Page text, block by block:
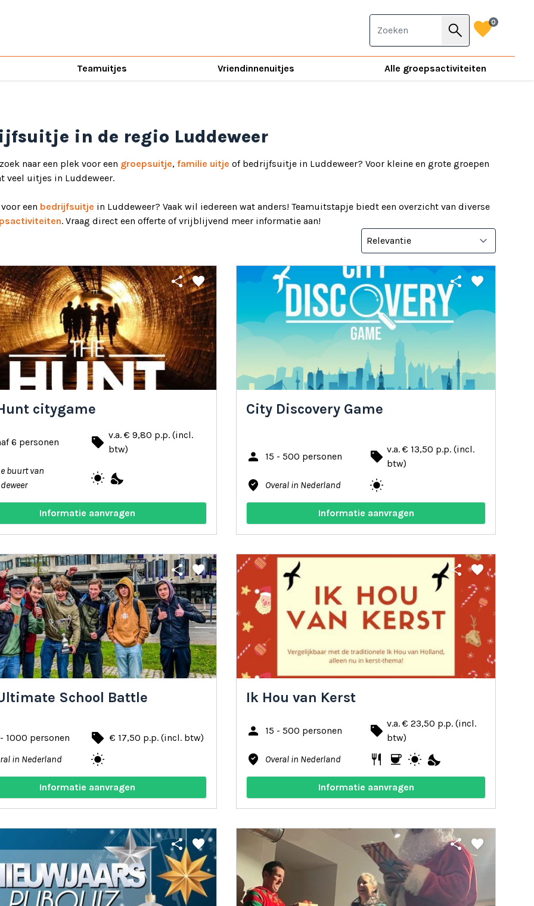
Teamuitjes Vriendinnenuitjes Alle groepsactiviteiten
search favorite0
in de regio Luddeweer
naar een plek voor een groepsuitje, familie uitje of bedrijfsuitje in Luddeweer? Voor kleine en grote groepen
veel uitjes in Luddeweer.
een bedrijfsuitje in Luddeweer? Vaak wil iedereen wat anders! Teamuitstapje biedt een overzicht van diverse
. Vraag direct een offerte of vrijblijvend meer informatie aan!
share favorite
citygame
6 personen local_offer v.a. € 9,80 p.p. (incl.
btw)
buurt van
wb_sunny nights_stay
Informatie aanvragen
share favorite
City Discovery Game
person 15 - 500 personen local_offer v.a. € 13,50 p.p. (incl.
btw)
where_to_vote Overal in Nederland wb_sunny
Informatie aanvragen
share favorite
School Battle
1000 personen local_offer € 17,50 p.p. (incl. btw)
in Nederland wb_sunny
Informatie aanvragen
share favorite
Ik Hou van Kerst
person
15 - 500 personen local_offer v.a. € 23,50 p.p. (incl.
btw)
where_to_vote Overal in Nederland restaurant coffee wb_sunny nights_stay
Informatie aanvragen
share favorite share favorite